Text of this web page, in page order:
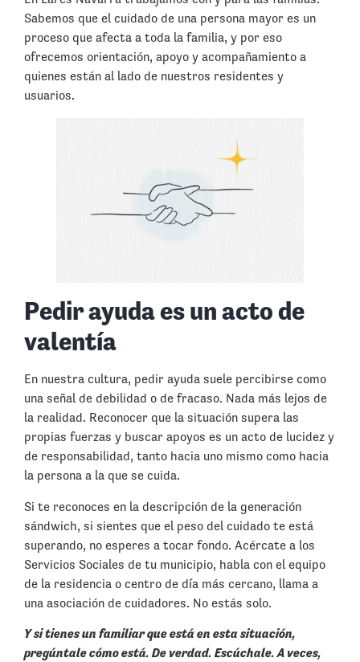
Sabemos que el cuidado de una persona mayor es un
proceso que afecta a toda la familia, y por eso
ofrecemos orientación, apoyo y acompañamiento a
quienes están al lado de nuestros residentes y
usuarios.
Pedir ayuda es un acto de
valentía
En nuestra cultura, pedir ayuda suele percibirse como
una señal de debilidad o de fracaso. Nada más lejos de
la realidad. Reconocer que la situación supera las
propias fuerzas y buscar apoyos es un acto de lucidez y
de responsabilidad, tanto hacia uno mismo como hacia
la persona a la que se cuida.
Si te reconoces en la descripción de la generación
sándwich, si sientes que el peso del cuidado te está
superando, no esperes a tocar fondo. Acércate a los
Servicios Sociales de tu municipio, habla con el equipo
de la residencia o centro de día más cercano, llama a
una asociación de cuidadores. No estás solo.
Y si tienes un familiar que está en esta situación,
pregúntale cómo está. De verdad. Escúchale. A veces,